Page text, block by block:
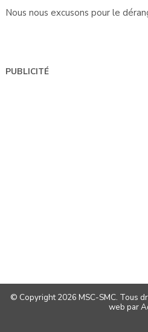
Nous nous excusons pour le
PUBLICITÉ
© Copyright 2026 MSC-SMC. Tous
web par